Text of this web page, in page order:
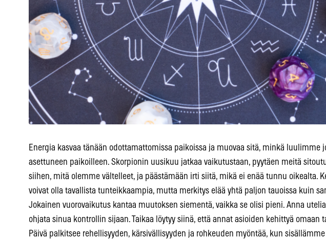
Energia kasvaa tänään odottamattomissa paikoissa ja muovaa sitä, minkä luulimme
asettuneen paikoilleen. Skorpionin uusikuu jatkaa vaikutustaan, pyytäen meitä
siihen, mitä olemme vältelleet, ja päästämään irti siitä, mikä ei enää tunnu oikealta.
voivat olla tavallista tunteikkaampia, mutta merkitys elää yhtä paljon tauoissa kuin
Jokainen vuorovaikutus kantaa muutoksen siementä, vaikka se olisi pieni. Anna
ohjata sinua kontrollin sijaan. Taikaa löytyy siinä, että annat asioiden kehittyä omaan
Päivä palkitsee rehellisyyden, kärsivällisyyden ja rohkeuden myöntää, kun